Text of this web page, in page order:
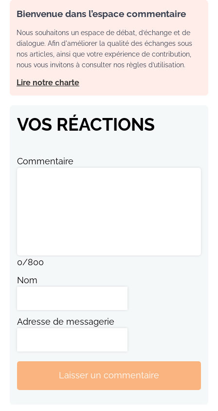
Bienvenue dans l’espace commentaire
Nous souhaitons un espace de débat, d’échange et de
dialogue. Afin d'améliorer la qualité des échanges sous
nos articles, ainsi que votre expérience de contribution,
nous vous invitons à consulter nos règles d’utilisation.
Lire notre charte
VOS RÉACTIONS
Commentaire
0/800
Nom
Adresse de messagerie
Laisser un commentaire